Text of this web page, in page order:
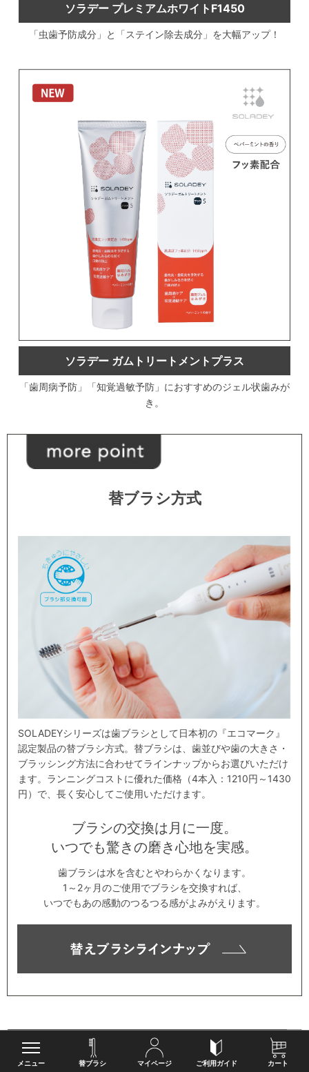
カート
ご利用ガイド
マイページ
替ブラシ
メニュー
ソラデー プレミアムホワイトF1450
「虫歯予防成分」と「ステイン除去成分」を大幅アップ！
ソラデー ガムトリートメントプラス
「歯周病予防」「知覚過敏予防」におすすめのジェル状歯みが
き。
替ブラシ方式
SOLADEYシリーズは歯ブラシとして日本初の『エコマーク』
認定製品の替ブラシ方式。替ブラシは、歯並びや歯の大きさ・
ブラッシング方法に合わせてラインナップからお選びいただけ
ます。ランニングコストに優れた価格（4本入：1210円～1430
円）で、長く安心してご使用いただけます。
ブラシの交換は月に一度。
いつでも驚きの磨き心地を実感。
歯ブラシは水を含むとやわらかくなります。
1～2ヶ月のご使用でブラシを交換すれば、
いつでもあの感動のつるつる感がよみがえります。